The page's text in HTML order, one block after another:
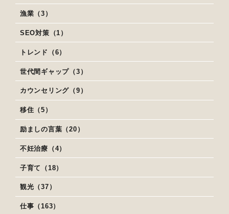
漁業（3）
SEO対策（1）
トレンド（6）
世代間ギャップ（3）
カウンセリング（9）
移住（5）
励ましの言葉（20）
不妊治療（4）
子育て（18）
観光（37）
仕事（163）